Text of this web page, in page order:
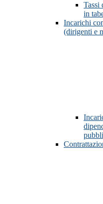
Tassi
in
Incarichi
(dirigenti e